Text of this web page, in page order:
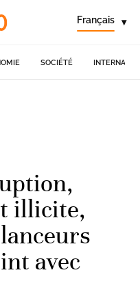
Français ▾
SOCIÉTÉ
illicite,
avec